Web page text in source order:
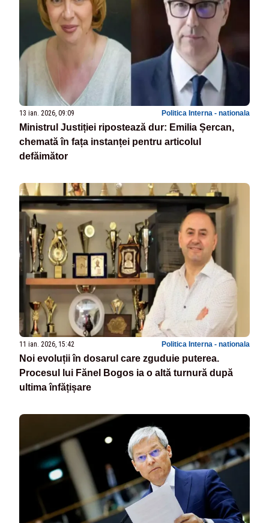
13 ian. 2026, 09:09 Politica Interna - nationala
Ministrul Justiției ripostează dur: Emilia Șercan,
chemată în fața instanței pentru articolul
defăimător
11 ian. 2026, 15:42 Politica Interna - nationala
Noi evoluții în dosarul care zguduie puterea.
Procesul lui Fănel Bogos ia o altă turnură după
ultima înfățișare